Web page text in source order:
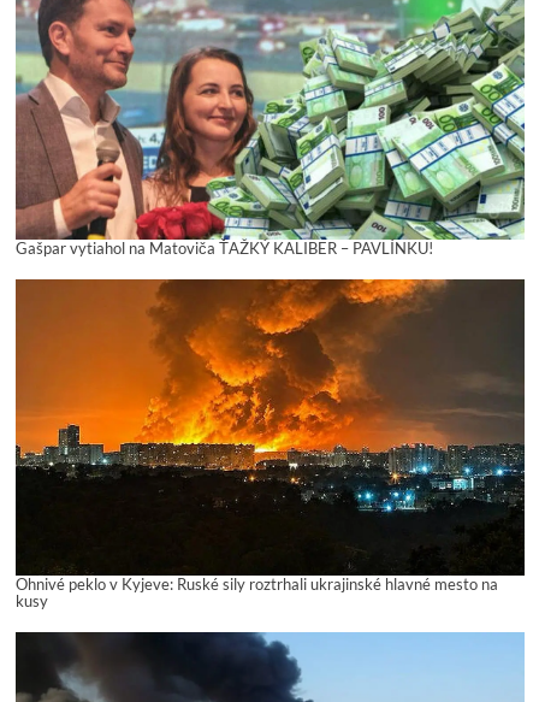
Gašpar vytiahol na Matoviča ŤAŽKÝ KALIBER – PAVLÍNKU!
Ohnivé peklo v Kyjeve: Ruské sily roztrhali ukrajinské hlavné mesto na
kusy